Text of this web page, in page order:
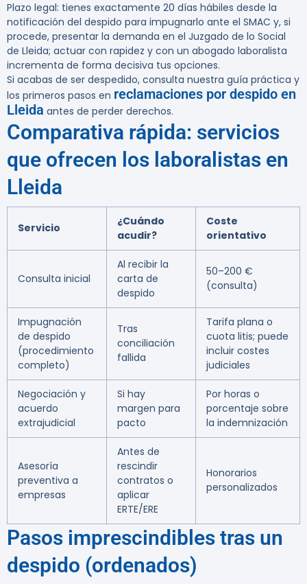
Plazo legal: tienes exactamente 20 días hábiles desde la
notificación del despido para impugnarlo ante el SMAC y, si
procede, presentar la demanda en el Juzgado de lo Social
de Lleida; actuar con rapidez y con un abogado laboralista
incrementa de forma decisiva tus opciones.
Si acabas de ser despedido, consulta nuestra guía práctica y
los primeros pasos en reclamaciones por despido en
Lleida antes de perder derechos.
Comparativa rápida: servicios
que ofrecen los laboralistas en
Lleida
Servicio
¿Cuándo
acudir?
Coste
orientativo
Consulta inicial
Al recibir la
carta de
despido
50–200 €
(consulta)
Impugnación
de despido
(procedimiento
completo)
Tras
conciliación
fallida
Tarifa plana o
cuota litis; puede
incluir costes
judiciales
Negociación y
acuerdo
extrajudicial
Si hay
margen para
pacto
Por horas o
porcentaje sobre
la indemnización
Asesoría
preventiva a
empresas
Antes de
rescindir
contratos o
aplicar
ERTE/ERE
Honorarios
personalizados
Pasos imprescindibles tras un
despido (ordenados)